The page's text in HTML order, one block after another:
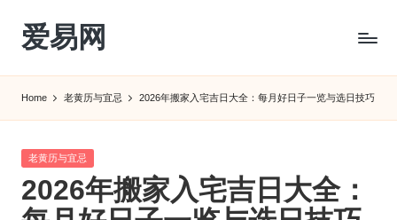
Skip
content
爱易网
转
农
历
阴
Home 老黄历与宜忌 2026年搬家入宅吉日大全：每月好日子一览与选日技巧
Posted
老黄历与宜忌
2026年搬家入宅吉日大全：